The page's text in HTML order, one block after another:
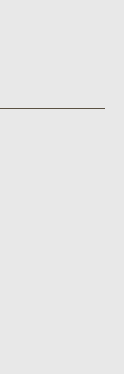
す。
位置に戻してからギ
ないか？根っこの周